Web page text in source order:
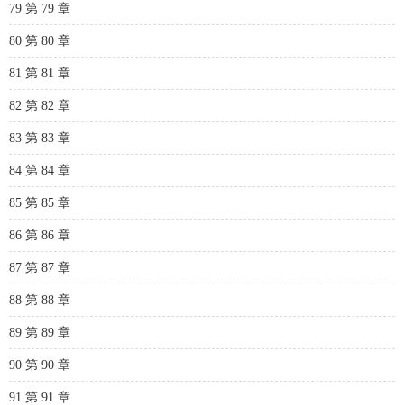
79 第 79 章
80 第 80 章
81 第 81 章
82 第 82 章
83 第 83 章
84 第 84 章
85 第 85 章
86 第 86 章
87 第 87 章
88 第 88 章
89 第 89 章
90 第 90 章
91 第 91 章